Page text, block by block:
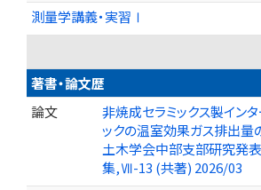
測量学講義・実習Ⅰ
著書・論文歴
論文
非焼成セラミックス製イン
ックの温室効果ガス排出
土木学会中部支部研究発
集,Ⅶ-13 (共著) 2026/03